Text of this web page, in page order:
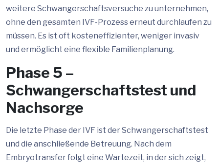
weitere Schwangerschaftsversuche zu unternehmen,
ohne den gesamten IVF-Prozess erneut durchlaufen zu
müssen. Es ist oft kosteneffizienter, weniger invasiv
und ermöglicht eine flexible Familienplanung.
Phase 5 –
Schwangerschaftstest und
Nachsorge
Die letzte Phase der IVF ist der Schwangerschaftstest
und die anschließende Betreuung. Nach dem
Embryotransfer folgt eine Wartezeit, in der sich zeigt,